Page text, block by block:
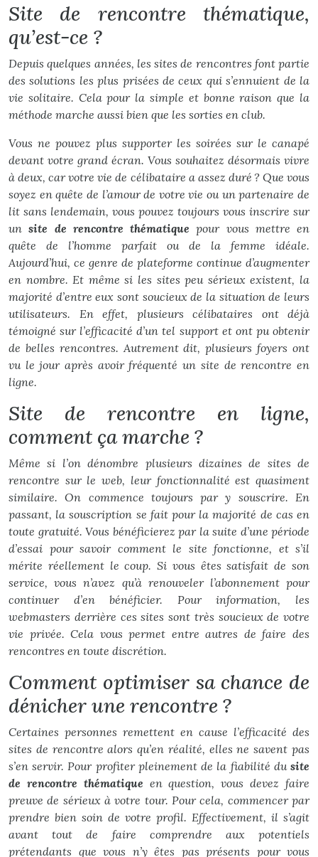
Site de rencontre thématique,
qu’est-ce ?
Depuis quelques années, les sites de rencontres font partie
des solutions les plus prisées de ceux qui s’ennuient de la
vie solitaire. Cela pour la simple et bonne raison que la
méthode marche aussi bien que les sorties en club.
Vous ne pouvez plus supporter les soirées sur le canapé
devant votre grand écran. Vous souhaitez désormais vivre
à deux, car votre vie de célibataire a assez duré ? Que vous
soyez en quête de l’amour de votre vie ou un partenaire de
lit sans lendemain, vous pouvez toujours vous inscrire sur
unsite de rencontre thématique pour vous mettre en
quête de l’homme parfait ou de la femme idéale.
Aujourd’hui, ce genre de plateforme continue d’augmenter
en nombre. Et même si les sites peu sérieux existent, la
majorité d’entre eux sont soucieux de la situation de leurs
utilisateurs. En effet, plusieurs célibataires ont déjà
témoigné sur l’efficacité d’un tel support et ont pu obtenir
de belles rencontres. Autrement dit, plusieurs foyers ont
vu le jour après avoir fréquenté un site de rencontre en
ligne.
Site de rencontre en ligne,
comment ça marche ?
Même si l’on dénombre plusieurs dizaines de sites de
rencontre sur le web, leur fonctionnalité est quasiment
similaire. On commence toujours par y souscrire. En
passant, la souscription se fait pour la majorité de cas en
toute gratuité. Vous bénéficierez par la suite d’une période
d’essai pour savoir comment le site fonctionne, et s’il
mérite réellement le coup. Si vous êtes satisfait de son
service, vous n’avez qu’à renouveler l’abonnement pour
continuer d’en bénéficier. Pour information, les
webmasters derrière ces sites sont très soucieux de votre
vie privée. Cela vous permet entre autres de faire des
rencontres en toute discrétion.
Comment optimiser sa chance de
dénicher une rencontre ?
Certaines personnes remettent en cause l’efficacité des
sites de rencontre alors qu’en réalité, elles ne savent pas
s’en servir. Pour profiter pleinement de la fiabilité du site
de rencontre thématique en question, vous devez faire
preuve de sérieux à votre tour. Pour cela, commencer par
prendre bien soin de votre profil. Effectivement, il s’agit
avant tout de faire comprendre aux potentiels
prétendants que vous n’y êtes pas présents pour vous